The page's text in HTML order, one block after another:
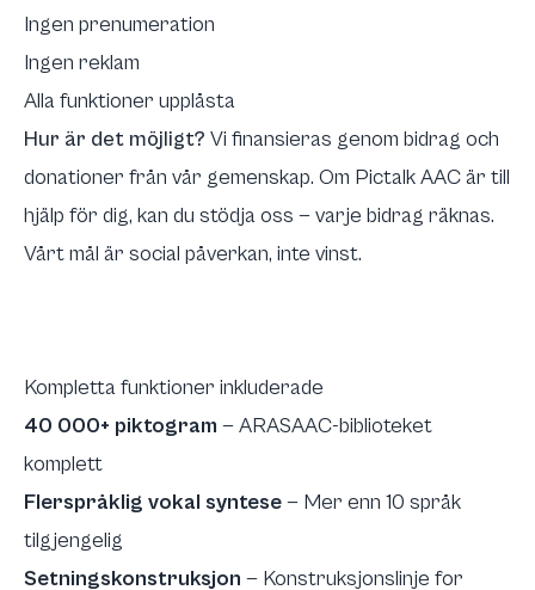
Ingen prenumeration
Ingen reklam
Alla funktioner upplåsta
Hur är det möjligt? Vi finansieras genom bidrag och
donationer från vår gemenskap. Om Pictalk AAC är till
hjälp för dig, kan du stödja oss — varje bidrag räknas.
Vårt mål är social påverkan, inte vinst.
Kompletta funktioner inkluderade
40 000+ piktogram — ARASAAC-biblioteket
komplett
Flerspråklig vokal syntese— Mer enn 10 språk
tilgjengelig
Setningskonstruksjon — Konstruksjonslinje for